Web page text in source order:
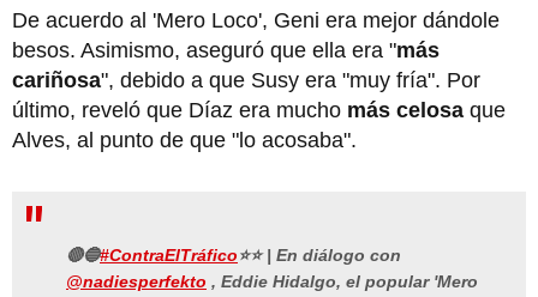
De acuerdo al 'Mero Loco', Geni era mejor dándole
besos. Asimismo, aseguró que ella era "más
cariñosa", debido a que Susy era "muy fría". Por
último, reveló que Díaz era mucho más celosa que
Alves, al punto de que "lo acosaba".
🔴🔵#ContraElTráfico⭐⭐ | En diálogo con
@nadiesperfekto , Eddie Hidalgo, el popular 'Mero